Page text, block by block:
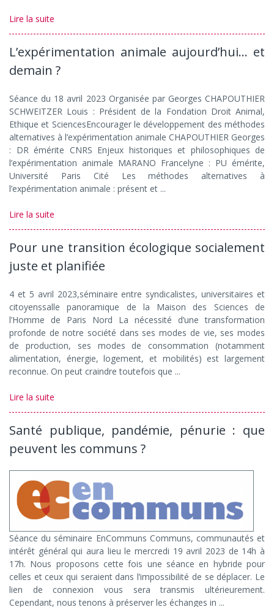
Lire la suite
L’expérimentation animale aujourd’hui… et
demain ?
Séance du 18 avril 2023 Organisée par Georges CHAPOUTHIER
SCHWEITZER Louis : Président de la Fondation Droit Animal,
Ethique et SciencesEncourager le développement des méthodes
alternatives à l’expérimentation animale CHAPOUTHIER Georges
: DR émérite CNRS Enjeux historiques et philosophiques de
l’expérimentation animale MARANO Francelyne : PU émérite,
Université Paris Cité Les méthodes alternatives à
l’expérimentation animale : présent et ...
Lire la suite
Pour une transition écologique socialement
juste et planifiée
4 et 5 avril 2023,séminaire entre syndicalistes, universitaires et
citoyenssalle panoramique de la Maison des Sciences de
l’Homme de Paris Nord La nécessité d’une transformation
profonde de notre société dans ses modes de vie, ses modes
de production, ses modes de consommation (notamment
alimentation, énergie, logement, et mobilités) est largement
reconnue. On peut craindre toutefois que ...
Lire la suite
Santé publique, pandémie, pénurie : que
peuvent les communs ?
Séance du séminaire EnCommuns Communs, communautés et
intérêt général qui aura lieu le mercredi 19 avril 2023 de 14h à
17h. Nous proposons cette fois une séance en hybride pour
celles et ceux qui seraient dans l’impossibilité de se déplacer. Le
lien de connexion vous sera transmis ultérieurement.
Cependant, nous tenons à préserver les échanges in ...